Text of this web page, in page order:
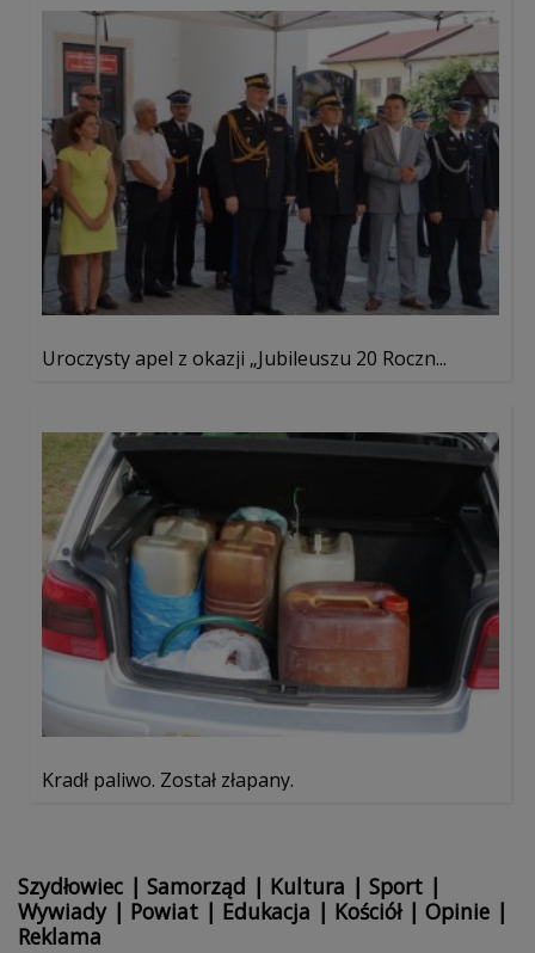
Uroczysty apel z okazji „Jubileuszu 20 Roczn...
Kradł paliwo. Został złapany.
Szydłowiec | Samorząd | Kultura | Sport |
Wywiady| Powiat | Edukacja | Kościół| Opinie |
Reklama